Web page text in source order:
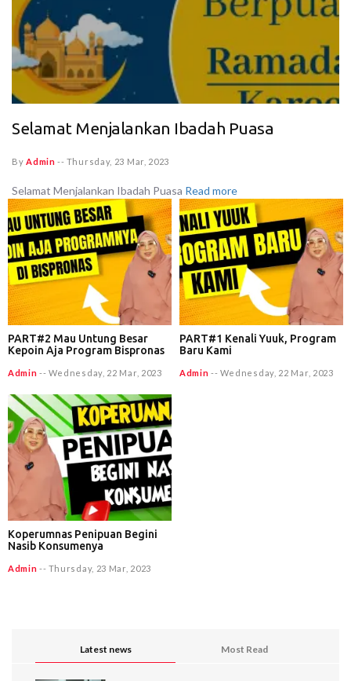
Selamat Menjalankan Ibadah Puasa
ByAdmin -- Thursday, 23 Mar, 2023
Selamat Menjalankan Ibadah Puasa Read more
PART#2 Mau Untung Besar
Kepoin Aja Program Bispronas
Admin -- Wednesday, 22 Mar, 2023
PART#1 Kenali Yuuk, Program
Baru Kami
Admin -- Wednesday, 22 Mar, 2023
Koperumnas Penipuan Begini
Nasib Konsumenya
Admin -- Thursday, 23 Mar, 2023
Latest news Most Read